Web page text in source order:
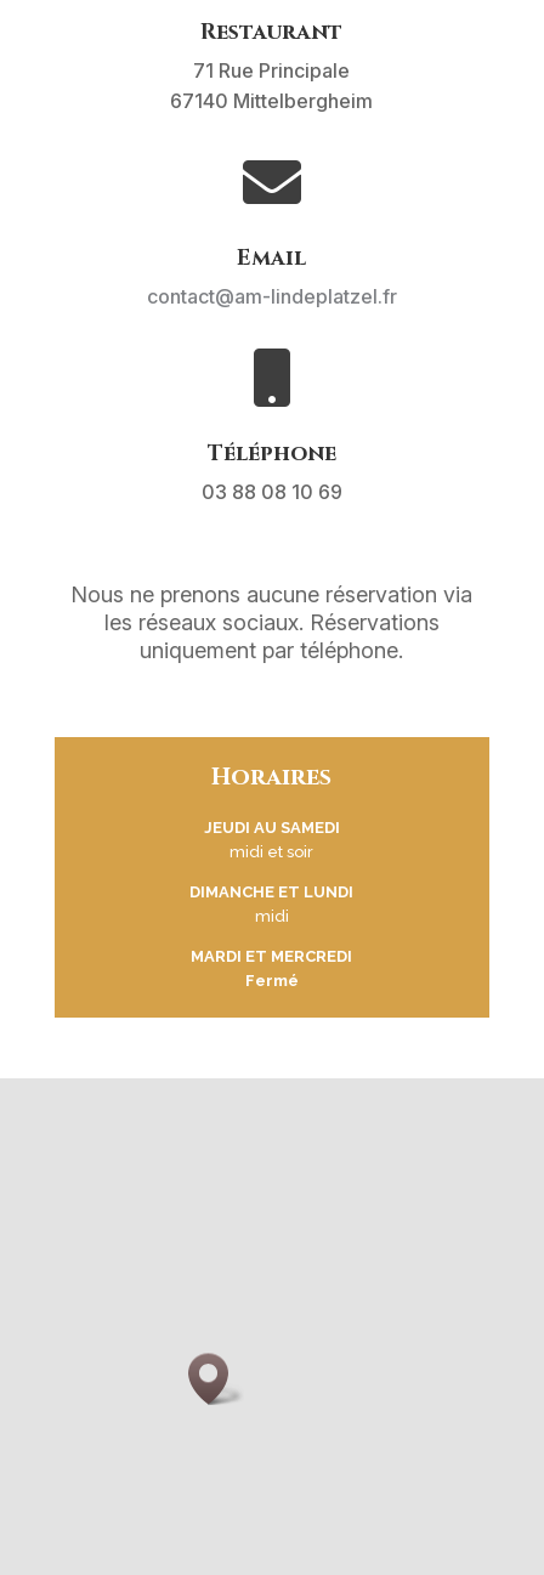
Restaurant
71 Rue Principale
67140 Mittelbergheim

Email
contact@am-lindeplatzel.fr
Téléphone
03 88 08 10 69
Nous ne prenons aucune réservation via
les réseaux sociaux. Réservations
uniquement par téléphone.
Horaires
JEUDI AU SAMEDI
midi et soir
DIMANCHE ET LUNDI
midi
MARDI ET MERCREDI
Fermé